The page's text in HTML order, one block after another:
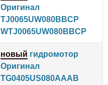
Оригинал
TJ0065UW080BBCP
WTJ0065UW080BBCP
новый гидромотор
Оригинал
TG0405US080AAAB